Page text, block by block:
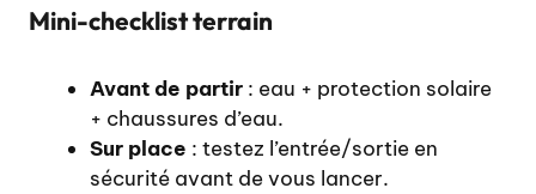
Mini-checklist terrain
Avant de partir : eau + protection solaire
+ chaussures d’eau.
Sur place : testez l’entrée/sortie en
sécurité avant de vous lancer.